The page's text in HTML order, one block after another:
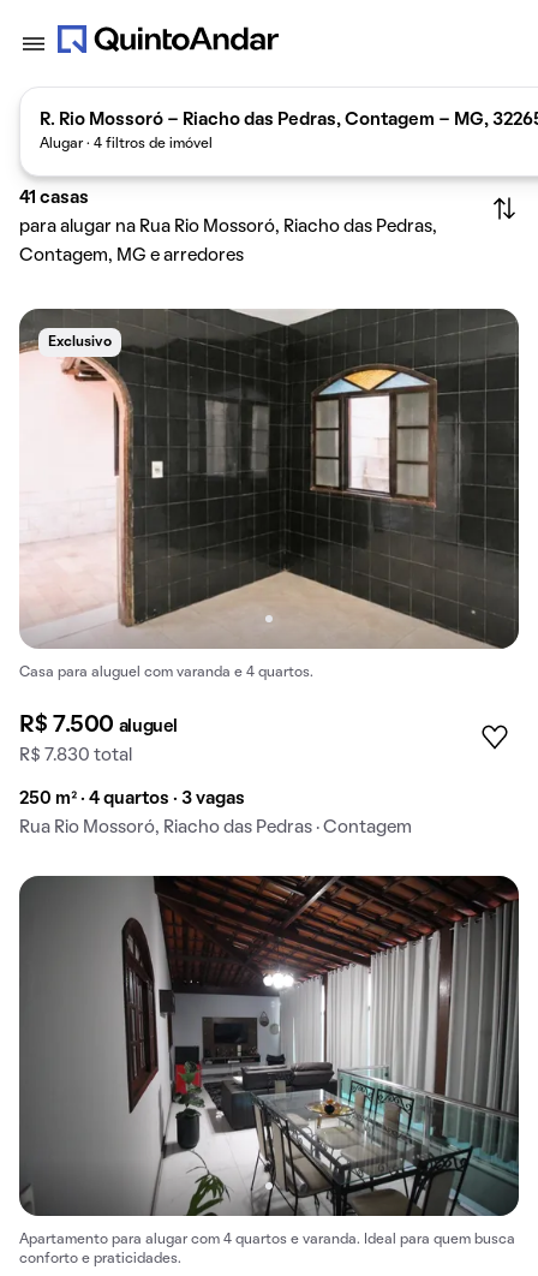
R. Rio Mossoró - Riacho das Pedras, Contagem - MG,
Alugar · 4 filtros de imóvel
41 casas
para alugar na Rua Rio Mossoró, Riacho das Pedras,
Contagem, MG e arredores
Exclusivo
Casa para aluguel com varanda e 4 quartos.
R$ 7.500 aluguel
R$ 7.830 total
250 m² · 4 quartos · 3 vagas
Rua Rio Mossoró, Riacho das Pedras · Contagem
Apartamento para alugar com 4 quartos e varanda. Ideal para quem busca
conforto e praticidades.